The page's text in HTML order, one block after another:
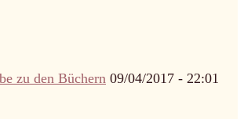
zu den Büchern 09/04/2017 - 22:01